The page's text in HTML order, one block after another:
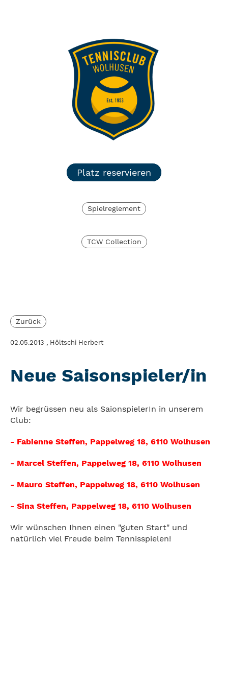
Platz reservieren
Spielreglement
TCW Collection
Zurück
02.05.2013 , Höltschi Herbert
Neue Saisonspieler/in
Wir begrüssen neu als SaionspielerIn in unserem
Club:
- Fabienne Steffen, Pappelweg 18, 6110 Wolhusen
- Marcel Steffen, Pappelweg 18, 6110 Wolhusen
- Mauro Steffen, Pappelweg 18, 6110 Wolhusen
- Sina Steffen, Pappelweg 18, 6110 Wolhusen
Wir wünschen Ihnen einen "guten Start" und
natürlich viel Freude beim Tennisspielen!